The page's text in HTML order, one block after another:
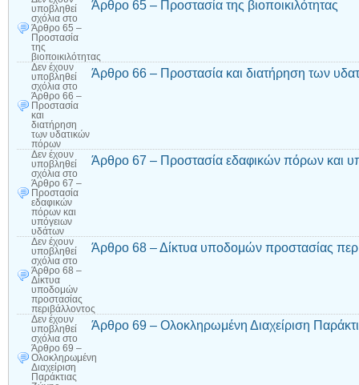
υποβληθεί
σχόλια στο
Άρθρο 65 –
Προστασία
της
βιοποικιλότητας
Άρθρο 65 – Προστασία της βιοποικιλότητας
Δεν έχουν
υποβληθεί
σχόλια στο
Άρθρο 66 –
Προστασία
και
διατήρηση
των υδατικών
πόρων
Άρθρο 66 – Προστασία και διατήρηση των
Δεν έχουν
υποβληθεί
σχόλια στο
Άρθρο 67 –
Προστασία
εδαφικών
πόρων και
υπόγειων
υδάτων
Άρθρο 67 – Προστασία εδαφικών πόρων και
Δεν έχουν
υποβληθεί
σχόλια στο
Άρθρο 68 –
Δίκτυα
υποδομών
προστασίας
περιβάλλοντος
Άρθρο 68 – Δίκτυα υποδομών προστασίας
Δεν έχουν
υποβληθεί
σχόλια στο
Άρθρο 69 –
Ολοκληρωμένη
Διαχείριση
Παράκτιας
Άρθρο 69 – Ολοκληρωμένη Διαχείριση